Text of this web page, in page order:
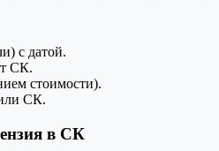
с датой.
СК.
стоимости).
СК.
в СК